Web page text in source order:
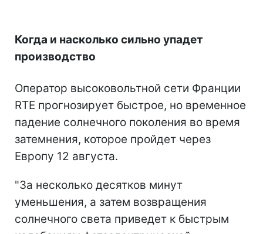
Когда и насколько сильно упадет
производство
Оператор высоковольтной сети Франции
RTE прогнозирует быстрое, но временное
падение солнечного поколения во время
затемнения, которое пройдет через
Европу 12 августа.
"За несколько десятков минут
уменьшения, а затем возвращения
солнечного света приведет к быстрым